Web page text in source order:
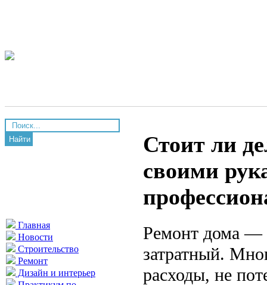
Найти
Главная
Новости
Строительство
Ремонт
Дизайн и интерьер
Стоит ли
своими
Ремонт дома —
затратный.
расходы, не